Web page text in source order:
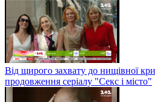
Від щирого захвату до нищівної
продовження серіалу "Секс і місто"